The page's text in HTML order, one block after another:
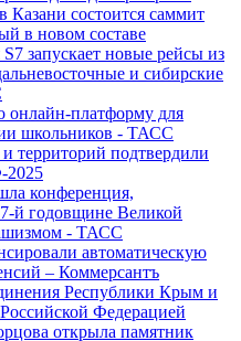
Казани состоится саммит
в новом составе
запускает новые рейсы из
и сибирские
онлайн-платформу для
школьников - ТАСС
и территорий подтвердили
2025
конференция,
й годовщине Великой
- ТАСС
автоматическую
– Коммерсантъ
Республики Крым и
Федерацией
открыла памятник